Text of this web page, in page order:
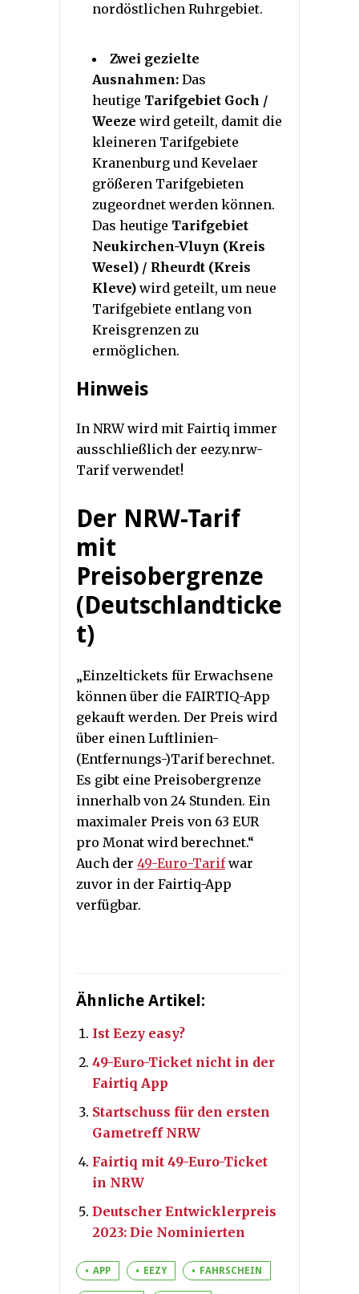
nordöstlichen Ruhrgebiet.
Zwei gezielte
Ausnahmen: Das
heutige Tarifgebiet Goch /
Weeze wird geteilt, damit die
kleineren Tarifgebiete
Kranenburg und Kevelaer
größeren Tarifgebieten
zugeordnet werden können.
Das heutige Tarifgebiet
Neukirchen-Vluyn (Kreis
Wesel) / Rheurdt (Kreis
Kleve) wird geteilt, um neue
Tarifgebiete entlang von
Kreisgrenzen zu
ermöglichen.
Hinweis
In NRW wird mit Fairtiq immer
ausschließlich der eezy.nrw-
Tarif verwendet!
Der NRW-Tarif
mit
Preisobergrenze
(Deutschlandticke
t)
„Einzeltickets für Erwachsene
können über die FAIRTIQ-App
gekauft werden. Der Preis wird
über einen Luftlinien-
(Entfernungs-)Tarif berechnet.
Es gibt eine Preisobergrenze
innerhalb von 24 Stunden. Ein
maximaler Preis von 63 EUR
pro Monat wird berechnet.“
Auch der 49-Euro-Tarifwar
zuvor in der Fairtiq-App
verfügbar.
Ähnliche Artikel:
Ist Eezy easy?
49-Euro-Ticket nicht in der
Fairtiq App
Startschuss für den ersten
Gametreff NRW
Fairtiq mit 49-Euro-Ticket
in NRW
Deutscher Entwicklerpreis
2023: Die Nominierten
APP EEZY FAHRSCHEIN